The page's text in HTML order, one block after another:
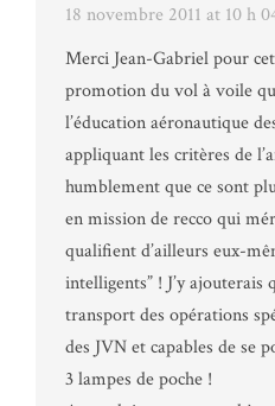
18 novembre 2011 at 10 h
Merci Jean-Gabriel pour
promotion du vol à voile
l’éducation aéronautique
appliquant les critères de
humblement que ce sont
en mission de recco qui
qualifient d’ailleurs eux-
intelligents” ! J’y ajouterais
transport des opérations
des JVN et capables de se
3 lampes de poche !